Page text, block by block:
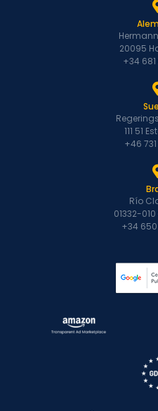
20095
+34
111 51
+46
Río
01332-
+34